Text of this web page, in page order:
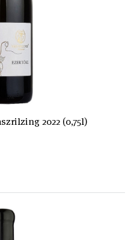
2022 (0,75l)